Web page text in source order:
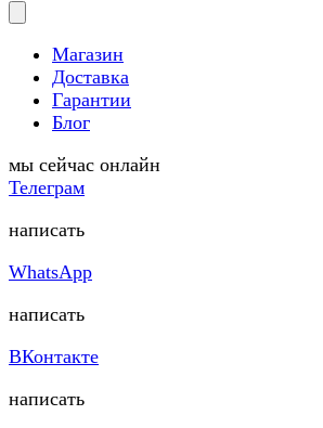
Магазин
Доставка
Гарантии
Блог
мы сейчас онлайн
Телеграм
написать
WhatsApp
написать
ВКонтакте
написать